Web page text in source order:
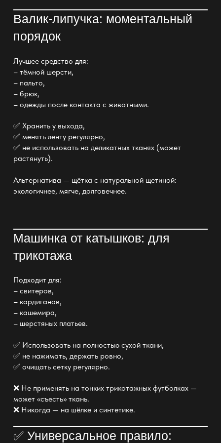
Валик-липучка: моментальный
порядок
Лучшее средство для:
– тёмной шерсти,
– пальто,
– брюк,
– одежды после контакта с животными.
✅ Хранить у выхода,
✅ менять ленту регулярно,
✅ не использовать на деликатных тканях (может
растянуть).
Альтернатива — щётка с натуральной щетиной:
экологичнее, мягче, долговечнее.
Машинка от катышков: для
трикотажа
Подходит для:
– свитеров,
– кардиганов,
– кашемира,
– шерстяных платьев.
✅ Использовать на полностью сухой ткани,
✅ не нажимать, держать ровно,
✅ очищать сетку регулярно.
❌ Не применять на тонких трикотажных футболках —
может «съесть» ткань.
❌ Никогда — на шёлке и синтетике.
✅ Универсальное правило: